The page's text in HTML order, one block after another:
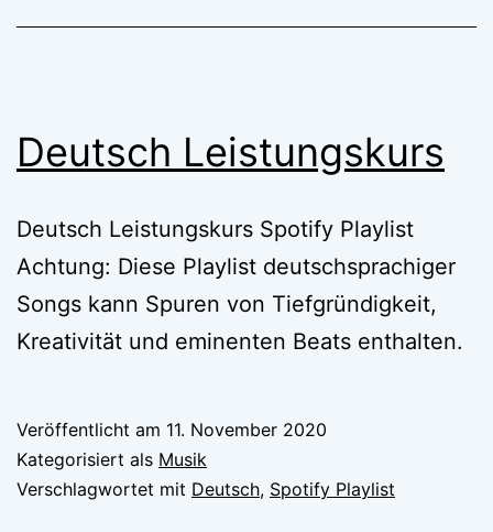
Deutsch Leistungskurs
Deutsch Leistungskurs Spotify Playlist
Achtung: Diese Playlist deutschsprachiger
Songs kann Spuren von Tiefgründigkeit,
Kreativität und eminenten Beats enthalten.
Veröffentlicht am 11. November 2020
Kategorisiert als Musik
Verschlagwortet mit Deutsch, Spotify Playlist